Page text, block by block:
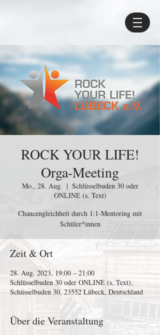
ROCK YOUR LIFE!
Orga-Meeting
Mo., 28. Aug.
  |
Schlüsselbuden 30 oder
ONLINE (s. Text)
Chancengleichheit durch 1:1-Mentoring mit
Schüler*innen
Zeit & Ort
28. Aug. 2023, 19:00 – 21:00
Schlüsselbuden 30 oder ONLINE (s. Text),
Schüsselbuden 30, 23552 Lübeck, Deutschland
Über die Veranstaltung